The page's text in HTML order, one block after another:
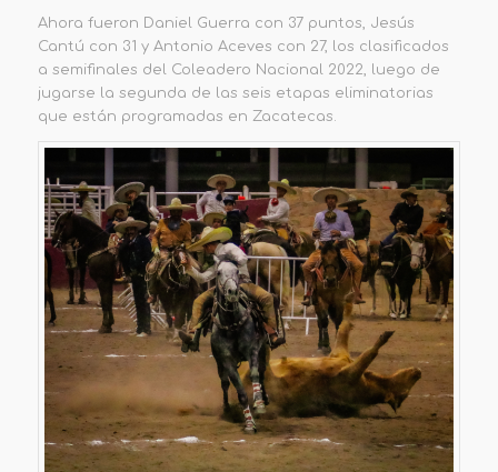
Ahora fueron Daniel Guerra con 37 puntos, Jesús
Cantú con 31 y Antonio Aceves con 27, los clasificados
a semifinales del Coleadero Nacional 2022, luego de
jugarse la segunda de las seis etapas eliminatorias
que están programadas en Zacatecas.